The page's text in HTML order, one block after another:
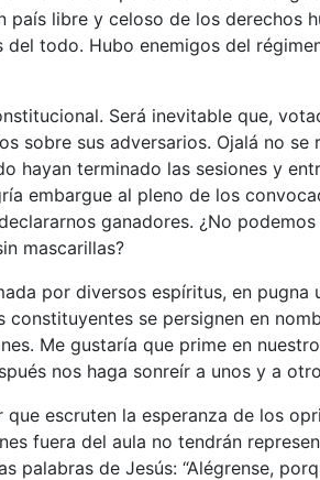
libre y celoso de los derechos
del todo. Hubo enemigos del
Será inevitable que,
sobre sus adversarios. Ojalá no se
hayan terminado las sesiones y
embargue al pleno de los
ganadores. ¿No
mascarillas?
por diversos espíritus, en pugna
se persignen en
Me gustaría que prime en
nos haga sonreír a unos y a
escruten la esperanza de los
fuera del aula no tendrán
palabras de Jesús: “Alégrense,